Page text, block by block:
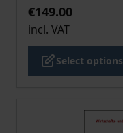
€149.00
incl. VAT
Select options